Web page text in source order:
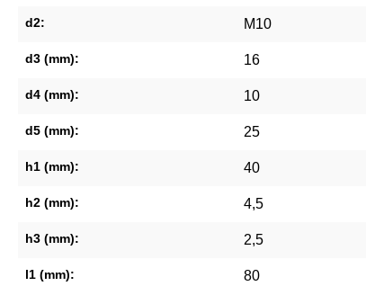
d2: M10
d3 (mm): 16
d4 (mm): 10
d5 (mm): 25
h1 (mm): 40
h2 (mm): 4,5
h3 (mm): 2,5
l1 (mm): 80